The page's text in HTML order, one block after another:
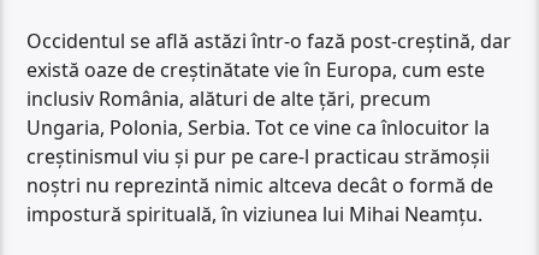
Occidentul se află astăzi într-o fază post-creștină, dar
există oaze de creștinătate vie în Europa, cum este
inclusiv România, alături de alte țări, precum
Ungaria, Polonia, Serbia. Tot ce vine ca înlocuitor la
creștinismul viu și pur pe care-l practicau strămoșii
noștri nu reprezintă nimic altceva decât o formă de
impostură spirituală, în viziunea lui Mihai Neamțu.